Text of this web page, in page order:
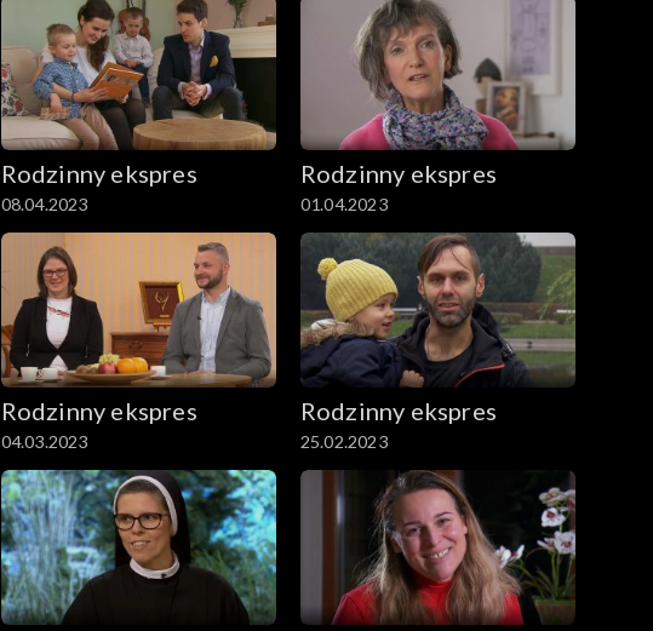
Rodzinny ekspres
08.04.2023
Rodzinny ekspres
01.04.2023
Rodzinny ekspres
04.03.2023
Rodzinny ekspres
25.02.2023